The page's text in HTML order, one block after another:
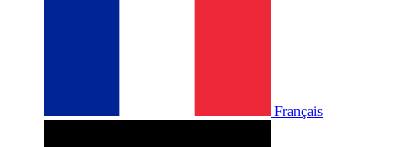
Français